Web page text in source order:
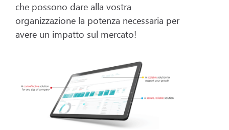
che possono dare alla vostra
organizzazione la potenza necessaria per
avere un impatto sul mercato!